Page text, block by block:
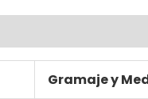
Gramaje y